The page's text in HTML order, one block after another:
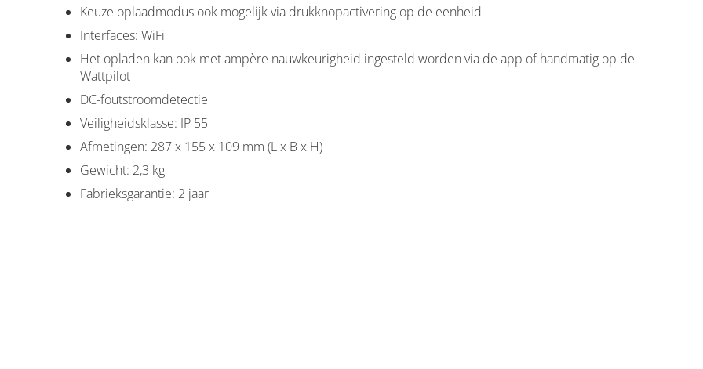
Keuze oplaadmodus ook mogelijk via drukknopactivering op de eenheid
Interfaces: WiFi
Het opladen kan ook met ampère nauwkeurigheid ingesteld worden via de app of handmatig op de
Wattpilot
DC-foutstroomdetectie
Veiligheidsklasse: IP 55
Afmetingen: 287 x 155 x 109 mm (L x B x H)
Gewicht: 2,3 kg
Fabrieksgarantie: 2 jaar